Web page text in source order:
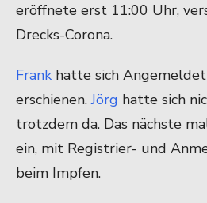
eröffnete erst 11:00 Uhr,
Drecks-Corona.
Frank hatte sich
erschienen.Jörg hatte sich
trotzdem da. Das nächste
ein, mit Registrier- und
beim Impfen.